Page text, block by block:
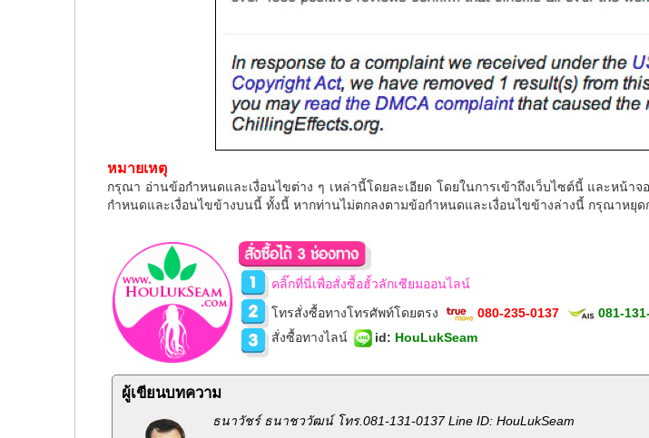
หมายเหตุ
กรุณา อ่านข้อกำหนดและเงื่อนไขต่าง ๆ เหล่านี้โดยละเอียด โดยในการเข้าถึงเว็บไซต์นี้ และหน้า
กำหนดและเงื่อนไขข้างบนนี้ ทั้งนี้ หากท่านไม่ตกลงตามข้อกำหนดและเงื่อนไขข้างล่างนี้ กรุณาหยุ
คลิ๊กที่นี่เพื่อสั่งซื้อฮั้วลักเซียมออนไลน์
โทรสั่งซื้อทางโทรศัพท์โดยตรง
080-235-0137 081-
สั่งซื้อทางไลน์
id: HouLukSeam
ผู้เขียนบทความ
ธนาวัชร์ ธนาชววัฒน์ โทร.081-131-0137 Line ID: HouLukSeam